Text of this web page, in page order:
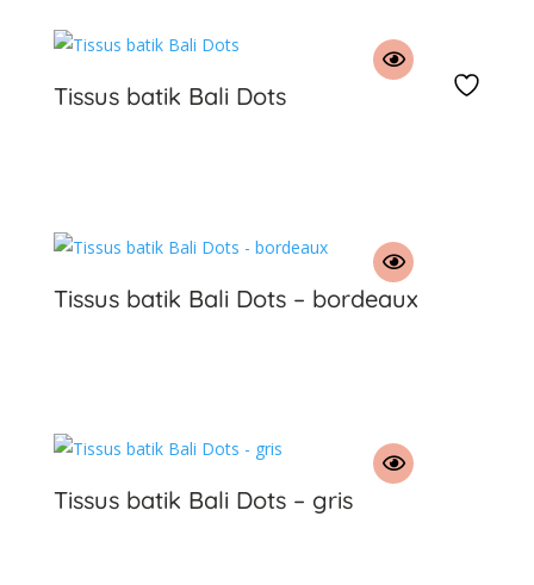
Tissus batik Bali Dots
Tissus batik Bali Dots – bordeaux
Tissus batik Bali Dots – gris